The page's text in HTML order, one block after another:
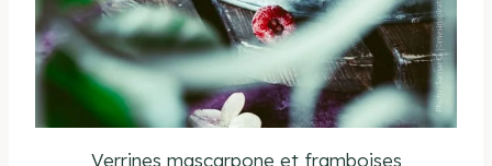
Verrines mascarpone et framboises